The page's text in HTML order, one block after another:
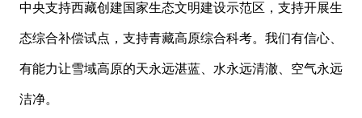
中央支持西藏创建国家生态文明建设示范区，支持开展生
态综合补偿试点，支持青藏高原综合科考。我们有信心、
有能力让雪域高原的天永远湛蓝、水永远清澈、空气永远
洁净。